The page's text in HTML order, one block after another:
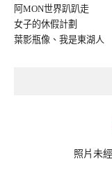
阿MON世界趴趴走
女子的休假計劃
葉影瓶像 、 我是東湖人
照片未